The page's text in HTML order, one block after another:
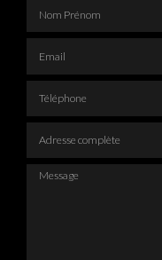
Message